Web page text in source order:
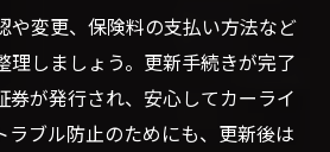
や変更、保険料の支払い方法など
理しましょう。更新手続きが完了
券が発行され、安心してカーライ
ラブル防止のためにも、更新後は